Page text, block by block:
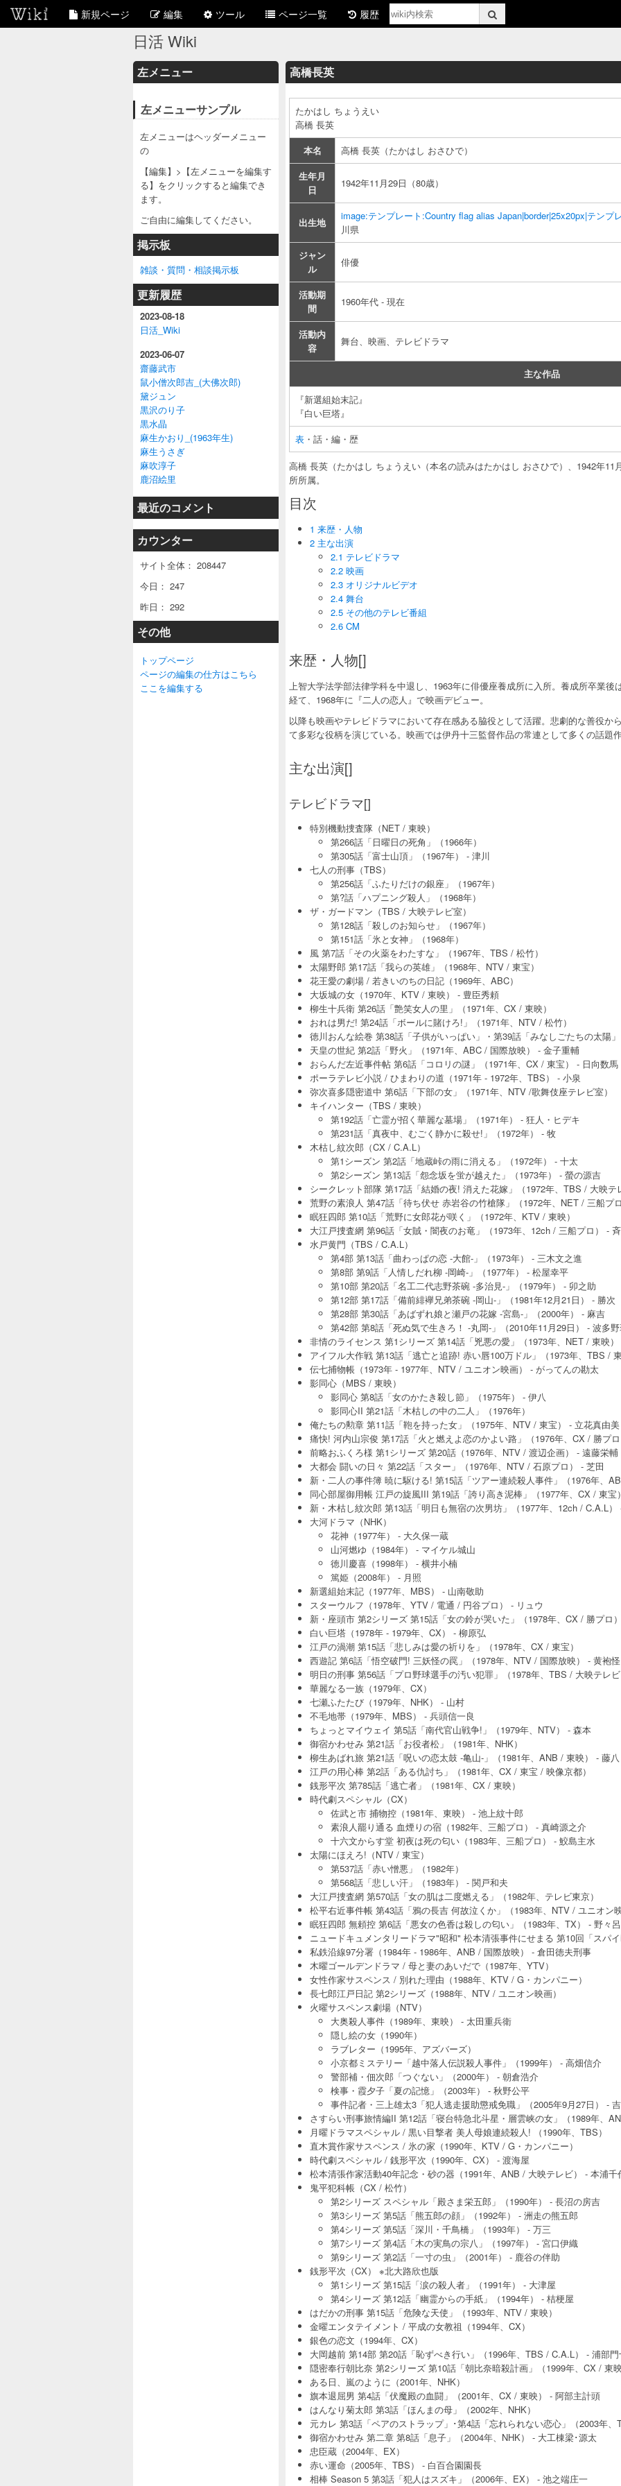
新規ページ 編集 ツール ページ一覧 履歴
日活 Wiki
左メニュー
左メニューサンプル
左メニューはヘッダーメニュー
の
【編集】>【左メニューを編集す
る】をクリックすると編集でき
ます。
ご自由に編集してください。
掲示板
雑談・質問・相談掲示板
更新履歴
2023-08-18
日活_Wiki
2023-06-07
齋藤武市
鼠小僧次郎吉_(大佛次郎)
黛ジュン
黒沢のり子
黒水晶
麻生かおり_(1963年生)
麻生うさぎ
麻吹淳子
鹿沼絵里
最近のコメント
カウンター
サイト全体： 208447
今日： 247
昨日： 292
その他
トップページ
ページの編集の仕方はこちら
ここを編集する
高橋長英
たかはし ちょうえい
高橋 長英
本名
高橋 長英（たかはし おさひで）
生年月
日
1942年11月29日（80歳）
出生地
image:テンプレート:Country flag alias Japan|border|25x20px|テンプ
川県
ジャン
ル
俳優
活動期
間
1960年代 - 現在
活動内
容
舞台、映画、テレビドラマ
主な作品
『新選組始末記』
『白い巨塔』
表 ・話・編・歴
高橋 長英（たかはし ちょうえい（本名の読みはたかはし おさひで）、1942年11
所所属。
目次
1 来歴・人物
2 主な出演
2.1 テレビドラマ
2.2 映画
2.3 オリジナルビデオ
2.4 舞台
2.5 その他のテレビ番組
2.6 CM
来歴・人物[]
上智大学法学部法律学科を中退し、1963年に俳優座養成所に入所。養成所卒業後
経て、1968年に『二人の恋人』で映画デビュー。
以降も映画やテレビドラマにおいて存在感ある脇役として活躍。悲劇的な善役か
て多彩な役柄を演じている。映画では伊丹十三監督作品の常連として多くの話題
主な出演[]
テレビドラマ[]
特別機動捜査隊（NET / 東映）
第266話「日曜日の死角」（1966年）
第305話「富士山頂」（1967年） - 津川
七人の刑事（TBS）
第256話「ふたりだけの銀座」（1967年）
第?話「ハプニング殺人」（1968年）
ザ・ガードマン（TBS / 大映テレビ室）
第128話「殺しのお知らせ」（1967年）
第151話「氷と女神」（1968年）
風 第7話「その火薬をわたすな」（1967年、TBS / 松竹）
太陽野郎 第17話「我らの英雄」（1968年、NTV / 東宝）
花王愛の劇場 / 若きいのちの日記（1969年、ABC）
大坂城の女（1970年、KTV / 東映） - 豊臣秀頼
柳生十兵衛 第26話「艶笑女人の里」（1971年、CX / 東映）
おれは男だ! 第24話「ボールに賭けろ!」（1971年、NTV / 松竹）
徳川おんな絵巻 第38話「子供がいっぱい」・第39話「みなしごたちの太陽
天皇の世紀 第2話「野火」（1971年、ABC / 国際放映） - 金子重輔
おらんだ左近事件帖 第6話「コロリの謎」（1971年、CX / 東宝） - 日向数馬
ポーラテレビ小説 / ひまわりの道（1971年 - 1972年、TBS） - 小泉
弥次喜多隠密道中 第6話「下部の女」（1971年、NTV /歌舞伎座テレビ室）
キイハンター（TBS / 東映）
第192話「亡霊が招く華麗な墓場」（1971年） - 狂人・ヒデキ
第231話「真夜中、むごく静かに殺せ!」（1972年） - 牧
木枯し紋次郎（CX / C.A.L）
第1シーズン 第2話「地蔵峠の雨に消える」（1972年） - 十太
第2シーズン 第13話「怨念坂を蛍が越えた」（1973年） - 螢の源吉
シークレット部隊 第17話「結婚の夜! 消えた花嫁」（1972年、TBS / 大映テ
荒野の素浪人 第47話「待ち伏せ 赤岩谷の竹槍隊」（1972年、NET / 三船プ
眠狂四郎 第10話「荒野に女郎花が咲く」（1972年、KTV / 東映）
大江戸捜査網 第96話「女賊・闇夜のお竜」（1973年、12ch / 三船プロ） -
水戸黄門（TBS / C.A.L）
第4部 第13話「曲わっぱの恋 -大館-」（1973年） - 三木文之進
第8部 第9話「人情しだれ柳 -岡崎-」（1977年） - 松屋幸平
第10部 第20話「名工二代志野茶碗 -多治見-」（1979年） - 卯之助
第12部 第17話「備前緋襷兄弟茶碗 -岡山-」（1981年12月21日） - 勝次
第28部 第30話「あばずれ娘と瀬戸の花嫁 -宮島-」（2000年） - 麻吉
第42部 第8話「死ぬ気で生きろ！ -丸岡-」（2010年11月29日） - 波多
非情のライセンス 第1シリーズ 第14話「兇悪の愛」（1973年、NET / 東映
アイフル大作戦 第13話「逃亡と追跡! 赤い唇100万ドル」（1973年、TBS / 東
伝七捕物帳（1973年 - 1977年、NTV / ユニオン映画） - がってんの勘太
影同心（MBS / 東映）
影同心 第8話「女のかたき殺し節」（1975年） - 伊八
影同心II 第21話「木枯しの中の二人」（1976年）
俺たちの勲章 第11話「鞄を持った女」（1975年、NTV / 東宝） - 立花真由
痛快! 河内山宗俊 第17話「火と燃えよ恋のかよい路」（1976年、CX / 勝プ
前略おふくろ様 第1シリーズ 第20話（1976年、NTV / 渡辺企画） - 遠藤栄輔
大都会 闘いの日々 第22話「スター」（1976年、NTV / 石原プロ） - 芝田
新・二人の事件簿 暁に駆ける! 第15話「ツアー連続殺人事件」（1976年、
同心部屋御用帳 江戸の旋風III 第19話「誇り高き泥棒」（1977年、CX / 東宝）
新・木枯し紋次郎 第13話「明日も無宿の次男坊」（1977年、12ch / C.A.L）
大河ドラマ（NHK）
花神（1977年） - 大久保一蔵
山河燃ゆ（1984年） - マイケル城山
徳川慶喜（1998年） - 横井小楠
篤姫（2008年） - 月照
新選組始末記（1977年、MBS） - 山南敬助
スターウルフ（1978年、YTV / 電通 / 円谷プロ） - リュウ
新・座頭市 第2シリーズ 第15話「女の鈴が哭いた」（1978年、CX / 勝プロ
白い巨塔（1978年 - 1979年、CX） - 柳原弘
江戸の渦潮 第15話「悲しみは愛の祈りを」（1978年、CX / 東宝）
西遊記 第6話「悟空破門! 三妖怪の罠」（1978年、NTV / 国際放映） - 黄袍怪
明日の刑事 第56話「プロ野球選手の汚い犯罪」（1978年、TBS / 大映テレビ
華麗なる一族（1979年、CX）
七瀬ふたたび（1979年、NHK） - 山村
不毛地帯（1979年、MBS） - 兵頭信一良
ちょっとマイウェイ 第5話「南代官山戦争!」（1979年、NTV） - 森本
御宿かわせみ 第21話「お役者松」（1981年、NHK）
柳生あばれ旅 第21話「呪いの恋太鼓 -亀山-」（1981年、ANB / 東映） - 藤八
江戸の用心棒 第2話「ある仇討ち」（1981年、CX / 東宝 / 映像京都）
銭形平次 第785話「逃亡者」（1981年、CX / 東映）
時代劇スペシャル（CX）
佐武と市 捕物控（1981年、東映） - 池上紋十郎
素浪人罷り通る 血煙りの宿（1982年、三船プロ） - 真崎源之介
十六文からす堂 初夜は死の匂い（1983年、三船プロ） - 鮫島主水
太陽にほえろ!（NTV / 東宝）
第537話「赤い憎悪」（1982年）
第568話「悲しい汗」（1983年） - 関戸和夫
大江戸捜査網 第570話「女の肌は二度燃える」（1982年、テレビ東京）
松平右近事件帳 第43話「鴉の長吉 何故泣くか」（1983年、NTV / ユニオン
眠狂四郎 無頼控 第6話「悪女の色香は殺しの匂い」（1983年、TX） - 野々
ニュードキュメンタリードラマ"昭和" 松本清張事件にせまる 第10回「スパ
私鉄沿線97分署（1984年 - 1986年、ANB / 国際放映） - 倉田徳夫刑事
木曜ゴールデンドラマ / 母と妻のあいだで（1987年、YTV）
女性作家サスペンス / 別れた理由（1988年、KTV / G・カンパニー）
長七郎江戸日記 第2シリーズ（1988年、NTV / ユニオン映画）
火曜サスペンス劇場（NTV）
大奥殺人事件（1989年、東映） - 太田重兵衛
隠し絵の女（1990年）
ラブレター（1995年、アズバーズ）
小京都ミステリー「越中落人伝説殺人事件」（1999年） - 高畑信介
警部補・佃次郎「つぐない」（2000年） - 朝倉浩介
検事・霞夕子「夏の記憶」（2003年） - 秋野公平
事件記者・三上雄太3「犯人逃走援助懲戒免職」（2005年9月27日） -
さすらい刑事旅情編II 第12話「寝台特急北斗星・層雲峡の女」（1989年、
月曜ドラマスペシャル / 黒い目撃者 美人母娘連続殺人! （1990年、TBS）
直木賞作家サスペンス / 氷の家（1990年、KTV / G・カンパニー）
時代劇スペシャル / 銭形平次（1990年、CX） - 渡海屋
松本清張作家活動40年記念・砂の器（1991年、ANB / 大映テレビ） - 本浦千
鬼平犯科帳（CX / 松竹）
第2シリーズ スペシャル「殿さま栄五郎」（1990年） - 長沼の房吉
第3シリーズ 第5話「熊五郎の顔」（1992年） - 洲走の熊五郎
第4シリーズ 第5話「深川・千鳥橋」（1993年） - 万三
第7シリーズ 第4話「木の実鳥の宗八」（1997年） - 宮口伊織
第9シリーズ 第2話「一寸の虫」（2001年） - 鹿谷の伴助
銭形平次（CX） ※北大路欣也版
第1シリーズ 第15話「涙の殺人者」（1991年） - 大津屋
第4シリーズ 第12話「幽霊からの手紙」（1994年） - 桔梗屋
はだかの刑事 第15話「危険な天使」（1993年、NTV / 東映）
金曜エンタテイメント / 平成の女教祖（1994年、CX）
銀色の恋文（1994年、CX）
大岡越前 第14部 第20話「恥ずべき行い」（1996年、TBS / C.A.L） - 浦部門
隠密奉行朝比奈 第2シリーズ 第10話「朝比奈暗殺計画」（1999年、CX / 東
ある日、嵐のように（2001年、NHK）
旗本退屈男 第4話「伏魔殿の血闘」（2001年、CX / 東映） - 阿部主計頭
はんなり菊太郎 第3話「ほんまの母」（2002年、NHK）
元カレ 第3話「ペアのストラップ」･第4話「忘れられない恋心」（2003年、
御宿かわせみ 第二章 第8話「息子」（2004年、NHK） - 大工棟梁･源太
忠臣蔵（2004年、EX）
赤い運命（2005年、TBS） - 白百合園園長
相棒 Season 5 第3話「犯人はスズキ」（2006年、EX） - 池之端庄一